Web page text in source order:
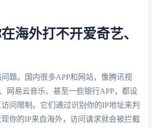
海外打不开爱奇艺、
题。国内很多APP和网站，像腾讯视
网易云音乐、甚至一些银行APP，都设
问限制。它们通过识别你的IP地址来判
你的IP来自海外，访问请求就会被拦截